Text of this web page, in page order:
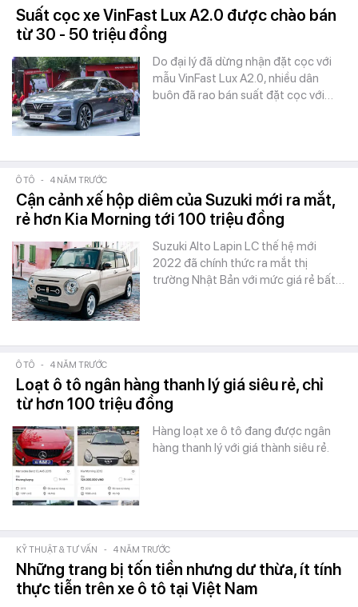
Suất cọc xe VinFast Lux A2.0 được chào bán
từ 30 - 50 triệu đồng
Do đại lý đã dừng nhận đặt cọc với
mẫu VinFast Lux A2.0, nhiều dân
buôn đã rao bán suất đặt cọc với…
Ô TÔ - 4 NĂM TRƯỚC
Cận cảnh xế hộp diêm của Suzuki mới ra mắt,
rẻ hơn Kia Morning tới 100 triệu đồng
Suzuki Alto Lapin LC thế hệ mới
2022 đã chính thức ra mắt thị
trường Nhật Bản với mức giá rẻ bất…
Ô TÔ - 4 NĂM TRƯỚC
Loạt ô tô ngân hàng thanh lý giá siêu rẻ, chỉ
từ hơn 100 triệu đồng
Hàng loạt xe ô tô đang được ngân
hàng thanh lý với giá thành siêu rẻ.
KỸ THUẬT & TƯ VẤN - 4 NĂM TRƯỚC
Những trang bị tốn tiền nhưng dư thừa, ít tính
thực tiễn trên xe ô tô tại Việt Nam